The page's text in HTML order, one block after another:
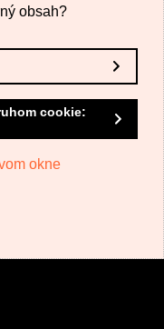
obsah?
cookie:
okne